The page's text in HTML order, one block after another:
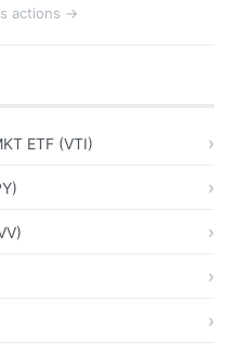
actions →
ETF (VTI)